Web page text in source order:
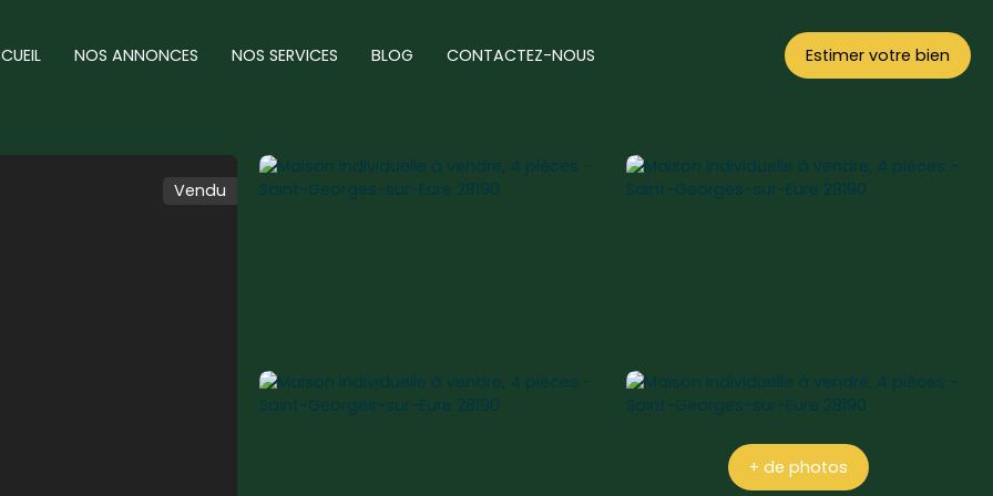
NOS ANNONCES NOS SERVICES BLOG CONTACTEZ-NOUS Estimer votre bien
Vendu
+ de photos